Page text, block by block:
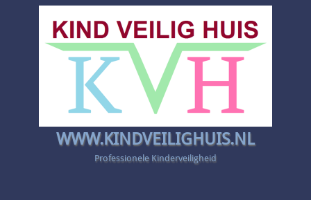
WWW.KINDVEILIGHUIS.NL
Professionele Kinderveiligheid